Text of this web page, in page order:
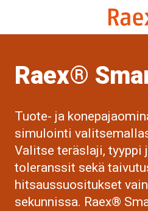
Raex®
Tuote- ja
simulointi
Valitse teräslaji, tyyppi
toleranssit sekä
hitsaussuositukset
sekunnissa. Raex®